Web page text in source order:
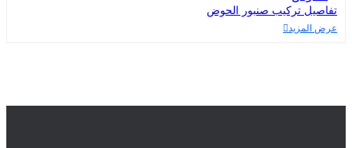
تفاصيل تركيب صنبور الحوض
عرض المزيد